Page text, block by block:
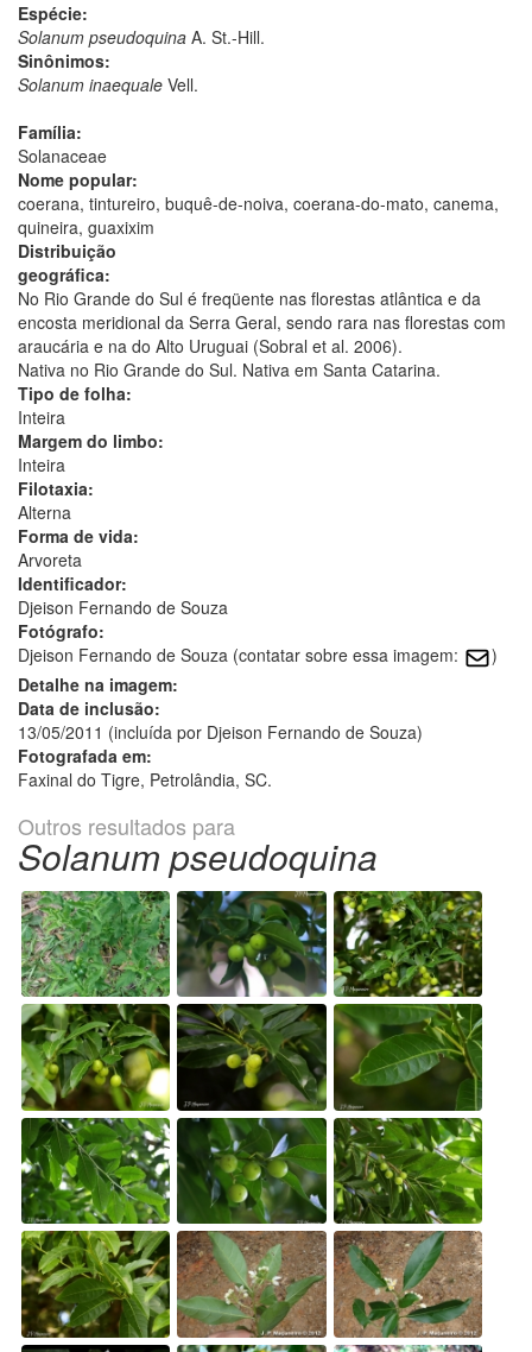
Espécie:
Solanum pseudoquina A. St.-Hill.
Sinônimos:
Solanum inaequale Vell.
Família:
Solanaceae
Nome popular:
coerana, tintureiro, buquê-de-noiva, coerana-do-mato, canema,
quineira, guaxixim
Distribuição
geográfica:
No Rio Grande do Sul é freqüente nas florestas atlântica e da
encosta meridional da Serra Geral, sendo rara nas florestas com
araucária e na do Alto Uruguai (Sobral et al. 2006).
Nativa no Rio Grande do Sul. Nativa em Santa Catarina.
Tipo de folha:
Inteira
Margem do limbo:
Inteira
Filotaxia:
Alterna
Forma de vida:
Arvoreta
Identificador:
Djeison Fernando de Souza
Fotógrafo:
Djeison Fernando de Souza (contatar sobre essa imagem:
)
Detalhe na imagem:
Data de inclusão:
13/05/2011 (incluída por Djeison Fernando de Souza)
Fotografada em:
Faxinal do Tigre, Petrolândia, SC.
Outros resultados para
Solanum pseudoquina